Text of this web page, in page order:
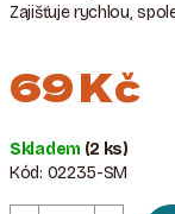
Zajišťuje rychlou,
69 Kč
cena:
Skladem (2 ks)
Kód: 02235-SM